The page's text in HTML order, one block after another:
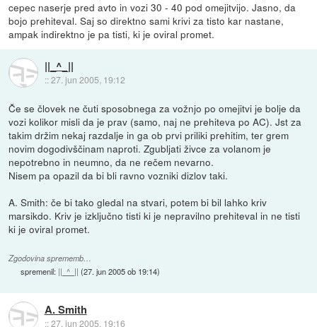
cepec naserje pred avto in vozi 30 - 40 pod omejitvijo. Jasno, da
bojo prehiteval. Saj so direktno sami krivi za tisto kar nastane,
ampak indirektno je pa tisti, ki je oviral promet.
||_^_||
::27. jun 2005, 19:12
Če se človek ne čuti sposobnega za vožnjo po omejitvi je bolje da
vozi kolikor misli da je prav (samo, naj ne prehiteva po AC). Jst za
takim držim nekaj razdalje in ga ob prvi priliki prehitim, ter grem
novim dogodivščinam naproti. Zgubljati živce za volanom je
nepotrebno in neumno, da ne rečem nevarno.
Nisem pa opazil da bi bli ravno vozniki dizlov taki.
A. Smith: če bi tako gledal na stvari, potem bi bil lahko kriv
marsikdo. Kriv je izključno tisti ki je nepravilno prehiteval in ne tisti
ki je oviral promet.
Zgodovina sprememb…
spremenil: ||_^_|| (27. jun 2005 ob 19:14)
A. Smith
::27. jun 2005, 19:16